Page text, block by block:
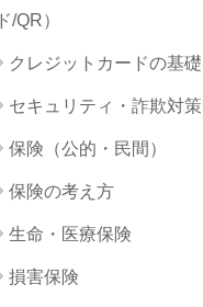
ド/QR）
クレジットカードの基礎
セキュリティ・詐欺対策
保険（公的・民間）
保険の考え方
生命・医療保険
損害保険